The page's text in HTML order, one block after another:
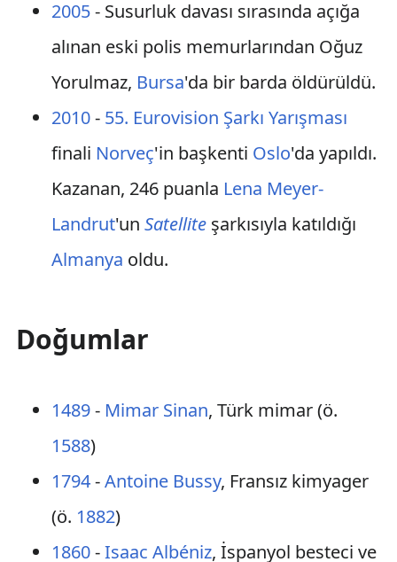
2005- Susurluk davası sırasında açığa
alınan eski polis memurlarından Oğuz
Yorulmaz, Bursa'da bir barda öldürüldü.
2010- 55. Eurovision Şarkı Yarışması
finali Norveç'in başkenti Oslo'da yapıldı.
Kazanan, 246 puanla Lena Meyer-
Landrut'un Satelliteşarkısıyla katıldığı
Almanya oldu.
Doğumlar
1489- Mimar Sinan, Türk mimar (ö.
1588)
1794-Antoine Bussy, Fransız kimyager
(ö. 1882)
1860-Isaac Albéniz, İspanyol besteci ve